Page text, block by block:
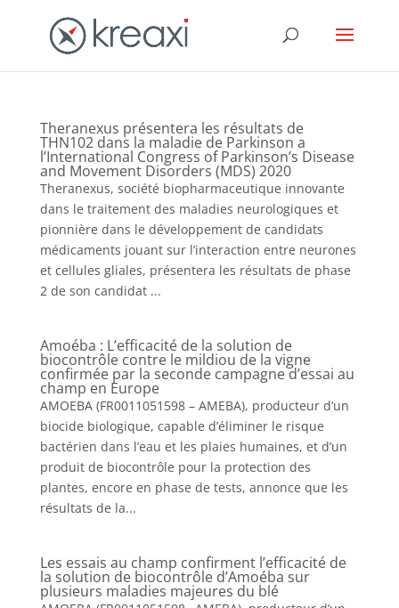
Theranexus présentera les résultats de
THN102 dans la maladie de Parkinson a
l’International Congress of Parkinson’s Disease
and Movement Disorders (MDS) 2020
Theranexus, société biopharmaceutique innovante
dans le traitement des maladies neurologiques et
pionnière dans le développement de candidats
médicaments jouant sur l’interaction entre neurones
et cellules gliales, présentera les résultats de phase
2 de son candidat ...
Amoéba : L’efficacité de la solution de
biocontrôle contre le mildiou de la vigne
confirmée par la seconde campagne d’essai au
champ en Europe
AMOEBA (FR0011051598 – AMEBA), producteur d’un
biocide biologique, capable d’éliminer le risque
bactérien dans l’eau et les plaies humaines, et d’un
produit de biocontrôle pour la protection des
plantes, encore en phase de tests, annonce que les
résultats de la...
Les essais au champ confirment l’efficacité de
la solution de biocontrôle d’Amoéba sur
plusieurs maladies majeures du blé